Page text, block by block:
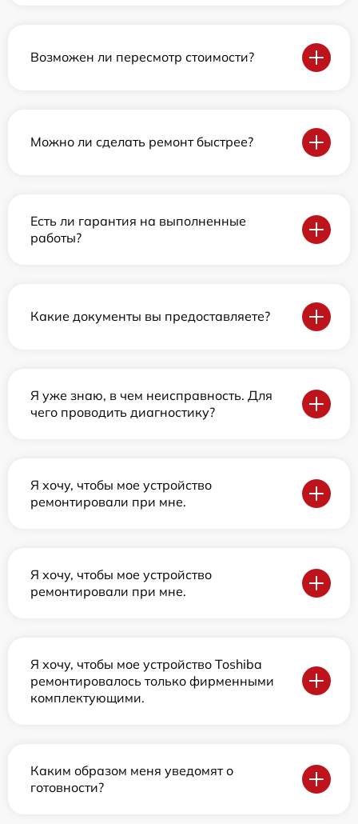
Возможен ли пересмотр стоимости?
Можно ли сделать ремонт быстрее?
Есть ли гарантия на выполненные
работы?
Какие документы вы предоставляете?
Я уже знаю, в чем неисправность. Для
чего проводить диагностику?
Я хочу, чтобы мое устройство
ремонтировали при мне.
Я хочу, чтобы мое устройство
ремонтировали при мне.
Я хочу, чтобы мое устройство Toshiba
ремонтировалось только фирменными
комплектующими.
Каким образом меня уведомят о
готовности?